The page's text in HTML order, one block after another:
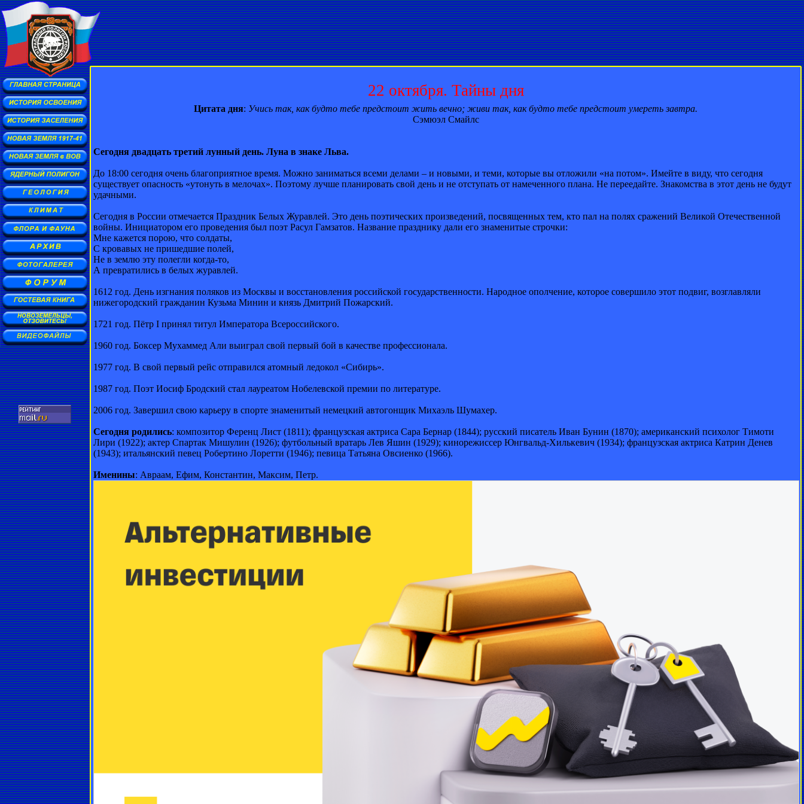
22 октября. Тайны дня
Цитата дня: Учись так, как будто тебе предстоит жить вечно; живи так, как будто тебе предстоит умереть завтра.
Сэмюэл Смайлс
Сегодня двадцать третий лунный день. Луна в знаке Льва.
До 18:00 сегодня очень благоприятное время. Можно заниматься всеми делами – и новыми, и теми, которые вы отложили «на потом». Имейте в виду, что сегодня
существует опасность «утонуть в мелочах». Поэтому лучше планировать свой день и не отступать от намеченного плана. Не переедайте. Знакомства в этот день не будут
удачными.
Сегодня в России отмечается Праздник Белых Журавлей. Это день поэтических произведений, посвященных тем, кто пал на полях сражений Великой Отечественной
войны. Инициатором его проведения был поэт Расул Гамзатов. Название празднику дали его знаменитые строчки:
Мне кажется порою, что солдаты,
С кровавых не пришедшие полей,
Не в землю эту полегли когда-то,
А превратились в белых журавлей.
1612 год. День изгнания поляков из Москвы и восстановления российской государственности. Народное ополчение, которое совершило этот подвиг, возглавляли
нижегородский гражданин Кузьма Минин и князь Дмитрий Пожарский.
1721 год. Пётр I принял титул Императора Всероссийского.
1960 год. Боксер Мухаммед Али выиграл свой первый бой в качестве профессионала.
1977 год. В свой первый рейс отправился атомный ледокол «Сибирь».
1987 год. Поэт Иосиф Бродский стал лауреатом Нобелевской премии по литературе.
2006 год. Завершил свою карьеру в спорте знаменитый немецкий автогонщик Михаэль Шумахер.
Сегодня родились: композитор Ференц Лист (1811); французская актриса Сара Бернар (1844); русский писатель Иван Бунин (1870); американский психолог Тимоти
Лири (1922); актер Спартак Мишулин (1926); футбольный вратарь Лев Яшин (1929); кинорежиссер Юнгвальд-Хилькевич (1934); французская актриса Катрин Денев
(1943); итальянский певец Робертино Лоретти (1946); певица Татьяна Овсиенко (1966).
Именины: Авраам, Ефим, Константин, Максим, Петр.